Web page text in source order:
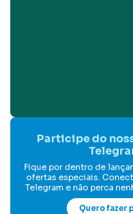
Participe do
Fique por dentro de
ofertas especiais.
Telegram e não perca
Quero fazer